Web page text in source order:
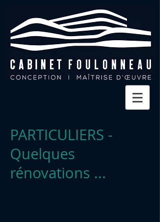
PARTICULIERS -
Quelques
rénovations ...